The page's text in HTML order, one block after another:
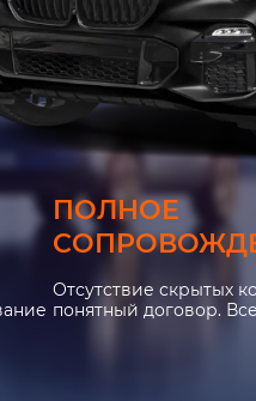
ПОЛНОЕ
Отсутствие скрытых
понятный договор.